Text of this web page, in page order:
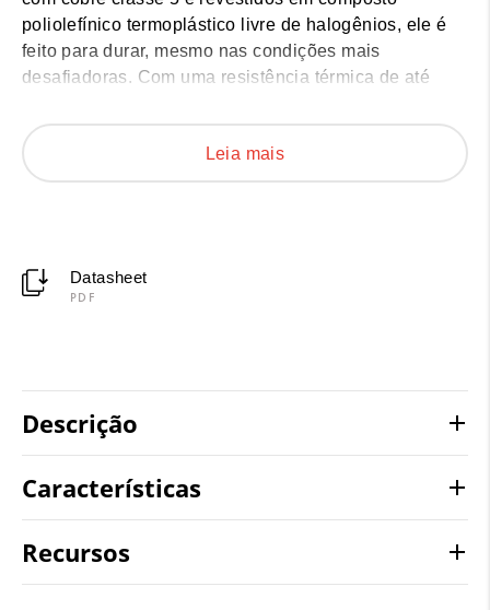
poliolefínico termoplástico livre de halogênios, ele é
feito para durar, mesmo nas condições mais
desafiadoras. Com uma resistência térmica de até
abrange todas as suas necessidades. Opte pela
qualidade, segurança e confiabilidade para suas
instalações elétricas. Veja os detalhes técnicos a
Leia mais
Datasheet
PDF
Descrição
Características
Recursos